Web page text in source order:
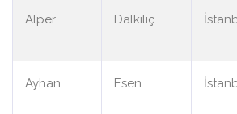
Alper Dalkiliç
Ayhan Esen